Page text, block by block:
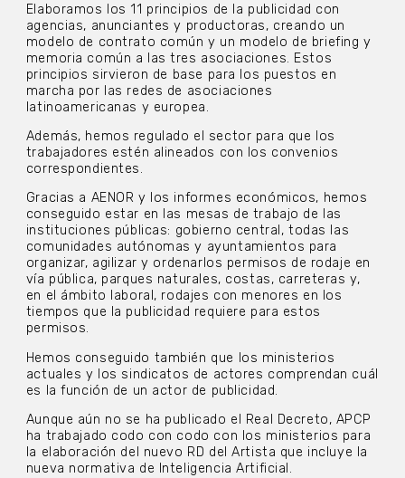
Elaboramos los 11 principios de la publicidad con
agencias, anunciantes y productoras, creando un
modelo de contrato común y un modelo de briefing y
memoria común a las tres asociaciones. Estos
principios sirvieron de base para los puestos en
marcha por las redes de asociaciones
latinoamericanas y europea.
Además, hemos regulado el sector para que los
trabajadores estén alineados con los convenios
correspondientes.
Gracias a AENOR y los informes económicos, hemos
conseguido estar en las mesas de trabajo de las
instituciones públicas: gobierno central, todas las
comunidades autónomas y ayuntamientos para
organizar, agilizar y ordenarlos permisos de rodaje en
vía pública, parques naturales, costas, carreteras y,
en el ámbito laboral, rodajes con menores en los
tiempos que la publicidad requiere para estos
permisos.
Hemos conseguido también que los ministerios
actuales y los sindicatos de actores comprendan cuál
es la función de un actor de publicidad.
Aunque aún no se ha publicado el Real Decreto, APCP
ha trabajado codo con codo con los ministerios para
la elaboración del nuevo RD del Artista que incluye la
nueva normativa de Inteligencia Artificial.